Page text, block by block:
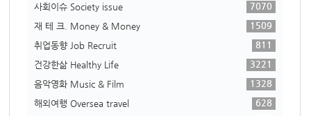
사회이슈 Society issue
7070
재 테 크. Money & Money
1509
취업동향 Job Recruit
811
건강한삶 Healthy Life
3221
음악영화 Music & Film
1328
해외여행 Oversea travel
628